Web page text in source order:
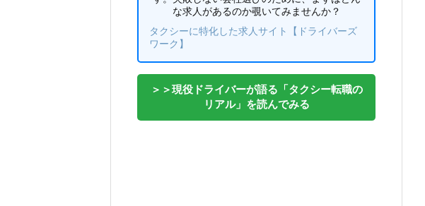
な求人があるのか覗いてみませんか？
タクシーに特化した求人サイト【ドライバーズ
ワーク】
＞＞現役ドライバーが語る「タクシー転職の
リアル」を読んでみる